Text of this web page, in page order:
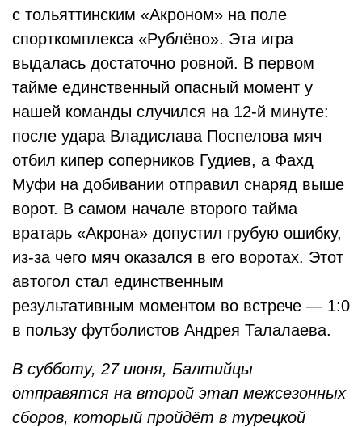
с тольяттинским «Акроном» на поле
спорткомплекса «Рублёво». Эта игра
выдалась достаточно ровной. В первом
тайме единственный опасный момент у
нашей команды случился на 12-й минуте:
после удара Владислава Поспелова мяч
отбил кипер соперников Гудиев, а Фахд
Муфи на добивании отправил снаряд выше
ворот. В самом начале второго тайма
вратарь «Акрона» допустил грубую ошибку,
из-за чего мяч оказался в его воротах. Этот
автогол стал единственным
результативным моментом во встрече — 1:0
в пользу футболистов Андрея Талалаева.
В субботу, 27 июня, Балтийцы
отправятся на второй этап межсезонных
сборов, который пройдёт в турецкой